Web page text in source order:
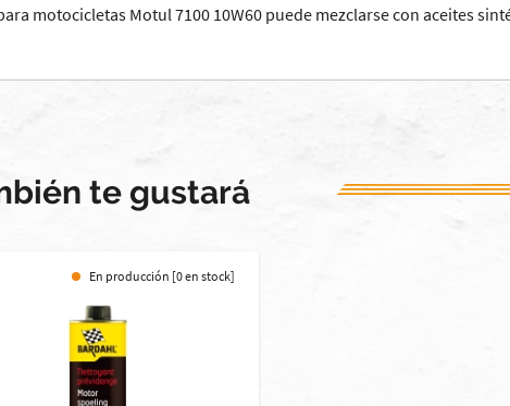
motocicletas Motul 7100 10W60 puede mezclarse con aceites
te gustará
En producción [0 en stock]